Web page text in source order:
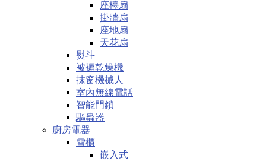
座檯扇
掛牆扇
座地扇
天花扇
熨斗
被褥乾燥機
抹窗機械人
室內無線電話
智能門鎖
驅蟲器
廚房電器
雪櫃
嵌入式